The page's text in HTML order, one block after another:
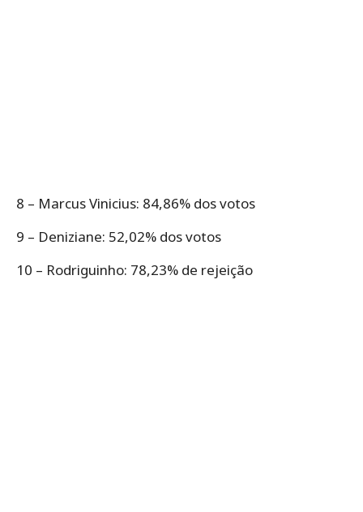
8 – Marcus Vinicius: 84,86% dos votos
9 – Deniziane: 52,02% dos votos
10 – Rodriguinho: 78,23% de rejeição